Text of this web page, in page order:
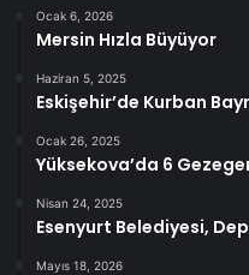
Ocak 6, 2026
Mersin Hızla Büyüyor
Haziran 5, 2025
Eskişehir’de Kurban
Ocak 26, 2025
Yüksekova’da 6
Nisan 24, 2025
Esenyurt Belediyesi,
Mayıs 18, 2026